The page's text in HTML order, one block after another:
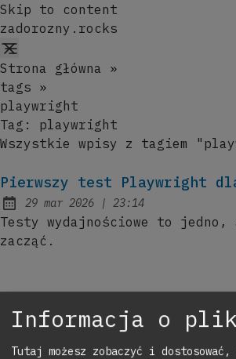
Skip to content
zadorozny.rocks
Strona główna
»
tags »
playwright
Tag: playwright
Wszystkie wpisy z tagiem
Pierwszy test Playwright dla
Published:
29 mar 2026 | at
23:14
Testy wydajnościowe to
zacząć.
Informacja o
Tutaj możesz zobaczyć i